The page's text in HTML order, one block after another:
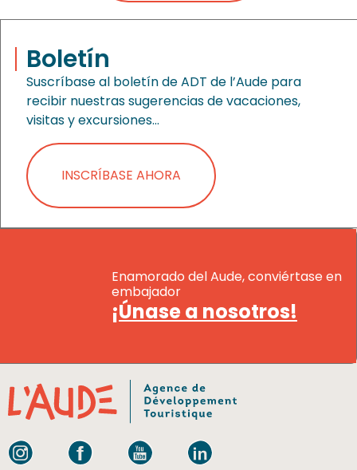
Boletín
Suscríbase al boletín de ADT de l’Aude para
recibir nuestras sugerencias de vacaciones,
visitas y excursiones…
INSCRÍBASE AHORA
Enamorado del Aude, conviértase en
embajador
¡Únase a nosotros!